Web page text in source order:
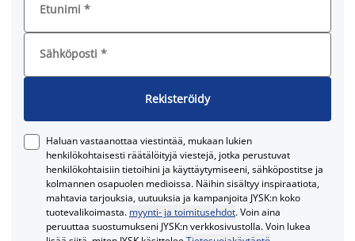
Etunimi *
Sähköposti *
Rekisteröidy
Haluan vastaanottaa viestintää, mukaan lukien
henkilökohtaisesti räätälöityjä viestejä, jotka perustuvat
henkilökohtaisiin tietoihini ja käyttäytymiseeni, sähköpostitse ja
kolmannen osapuolen medioissa. Näihin sisältyy inspiraatiota,
mahtavia tarjouksia, uutuuksia ja kampanjoita JYSK:n koko
tuotevalikoimasta. myynti- ja toimitusehdot. Voin aina
peruuttaa suostumukseni JYSK:n verkkosivustolla. Voin lukea